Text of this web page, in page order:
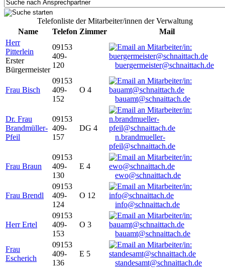
Telefonliste der Mitarbeiter/innen der Verwaltung
Name
Telefon Zimmer
Mail
Herr
Pitterlein
Erster
Bürgermeister
09153
409-
120
buergermeister@schnaittach.de
Frau Bisch
09153
409-
152
O 4
bauamt@schnaittach.de
Dr. Frau
Brandmüller-
Pfeil
09153
409-
157
DG 4
n.brandmueller-
pfeil@schnaittach.de
Frau Braun
09153
409-
130
E 4
ewo@schnaittach.de
Frau Brendl
09153
409-
124
O 12
info@schnaittach.de
Herr Ertel
09153
409-
153
O 3
bauamt@schnaittach.de
Frau
Escherich
09153
409-
136
E 5
standesamt@schnaittach.de